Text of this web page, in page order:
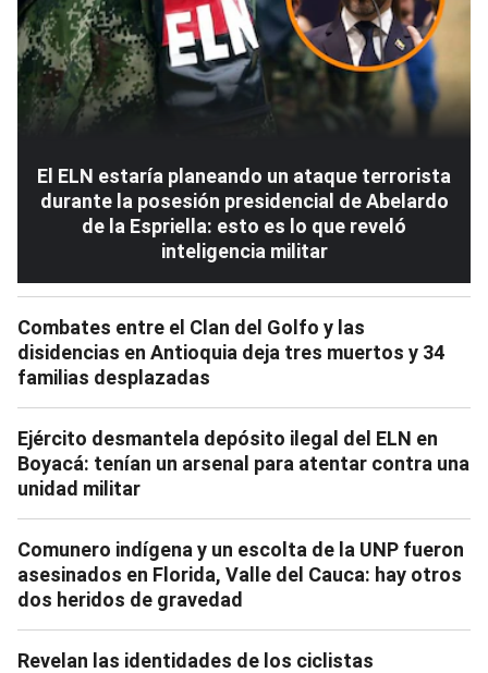
El ELN estaría planeando un ataque terrorista
durante la posesión presidencial de Abelardo
de la Espriella: esto es lo que reveló
inteligencia militar
Combates entre el Clan del Golfo y las
disidencias en Antioquia deja tres muertos y 34
familias desplazadas
Ejército desmantela depósito ilegal del ELN en
Boyacá: tenían un arsenal para atentar contra una
unidad militar
Comunero indígena y un escolta de la UNP fueron
asesinados en Florida, Valle del Cauca: hay otros
dos heridos de gravedad
Revelan las identidades de los ciclistas